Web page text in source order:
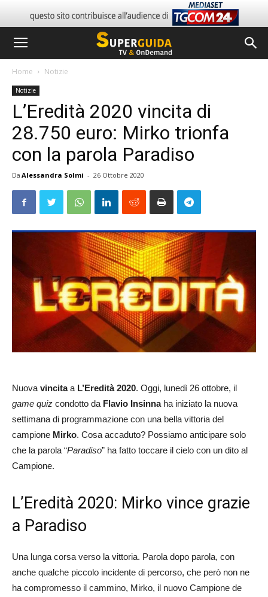
Home Notizie
Notizie
L’Eredità 2020 vincita di
28.750 euro: Mirko trionfa
con la parola Paradiso
Da Alessandra Solmi - 26 Ottobre 2020
Nuova vincitaa L’Eredità 2020. Oggi, lunedì 26 ottobre, il
game quiz condotto da Flavio Insinnaha iniziato la nuova
settimana di programmazione con una bella vittoria del
campione Mirko. Cosa accaduto? Possiamo anticipare solo
che la parola “Paradiso” ha fatto toccare il cielo con un dito al
Campione.
L’Eredità 2020: Mirko vince grazie
a Paradiso
Una lunga corsa verso la vittoria. Parola dopo parola, con
anche qualche piccolo incidente di percorso, che però non ne
ha compromesso il cammino, Mirko, il nuovo Campione de